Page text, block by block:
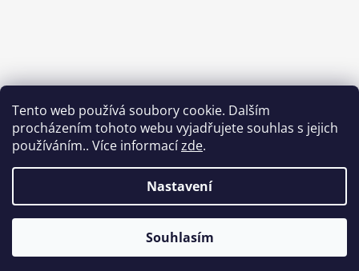
Tento web používá soubory cookie. Dalším
procházením tohoto webu vyjadřujete souhlas s jejich
používáním.. Více informacízde.
Nastavení
Souhlasím
Vytvořil Shoptet
Copyright 2026Od Luci. Všechna práva vyhrazena.